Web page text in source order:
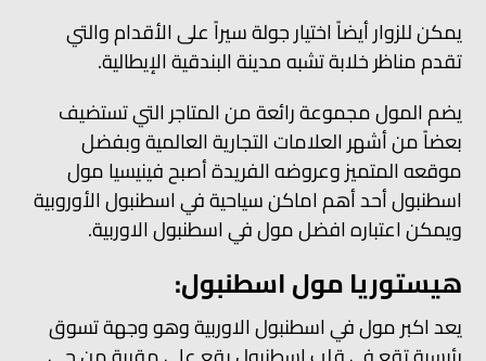
يمكن للزوار أيضاً اختيار جولة سيراً على الأقدام والتي
تقدم مناظر خلابة تشبه مدينة البندقية الإيطالية.
يضم المول مجموعة رائعة من المتاجر التي تستضيف
بعضاً من أشهر العلامات التجارية العالمية وبفضل
موقعه المتميز وعروضه الفريدة أصبح فينيسيا مول
اسطنبول أحد أهم اماكن سياحية في اسطنبول الأوروبية
ويمكن اعتباره افضل مول في اسطنبول الاوربية.
هيستوريا مول اسطنبول:
يعد اكبر مول في اسطنبول الاوربية وهو وجهة تسوق